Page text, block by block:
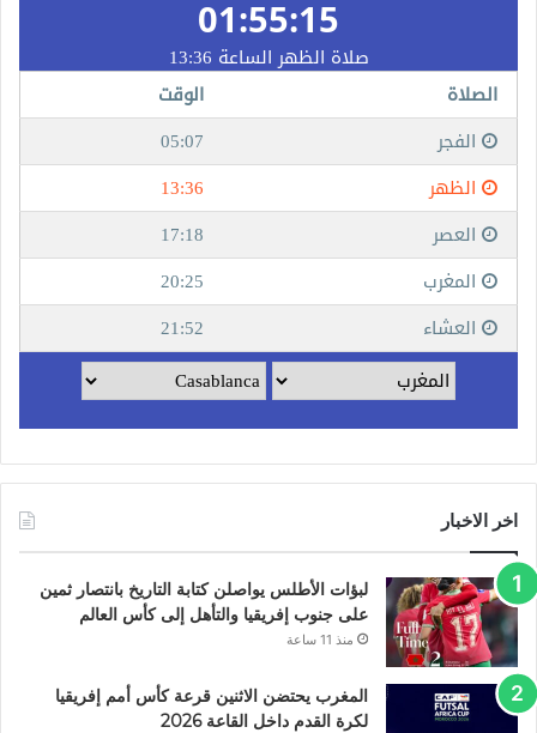
اخر الاخبار
لبؤات الأطلس يواصلن كتابة التاريخ بانتصار ثمين
على جنوب إفريقيا والتأهل إلى كأس العالم
منذ 11 ساعة
المغرب يحتضن الاثنين قرعة كأس أمم إفريقيا
لكرة القدم داخل القاعة 2026